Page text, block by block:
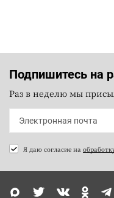
Подпишитесь на
Раз в неделю мы
Я даю согласие на